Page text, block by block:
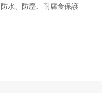
防水、防塵、耐腐食保護